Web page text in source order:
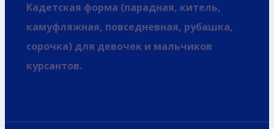
Кадетская форма (парадная, китель,
камуфляжная, повседневная, рубашка,
сорочка) для девочек и мальчиков
курсантов.